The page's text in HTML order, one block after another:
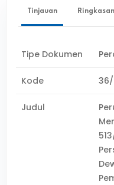
Tinjauan Ringkasan
Tipe Dokumen
Kode 36/
Judul